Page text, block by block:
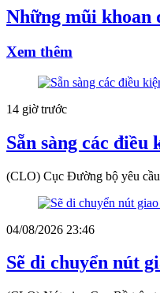
Những mũi khoan
Xem thêm
14 giờ trước
Sẵn sàng các
(CLO) Cục Đường bộ yêu cầu
04/08/2026 23:46
Sẽ di chuyển nút